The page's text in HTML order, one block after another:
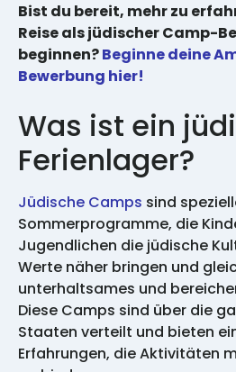
Bist du bereit, mehr zu
Reise als jüdischer Camp-
beginnen?Beginne deine
Bewerbung hier!
Was ist ein
Ferienlager?
Jüdische Camps sind
Sommerprogramme, die
Jugendlichen die jüdische
Werte näher bringen und
unterhaltsames und
Diese Camps sind über die
Staaten verteilt und bieten
Erfahrungen, die Aktivitäten